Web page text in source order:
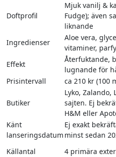
Doftprofil
Mjuk vanilj &
Fudge); även
liknande
Ingredienser
Aloe vera,
vitaminer,
Effekt
Återfuktande,
lugnande för
Prisintervall
ca 210 kr (100
Butiker
Lyko, Zalando,
sajten. Ej
H&M eller
Känt
lanseringsdatum
Ej exakt
minst sedan
Källantal 4 primära